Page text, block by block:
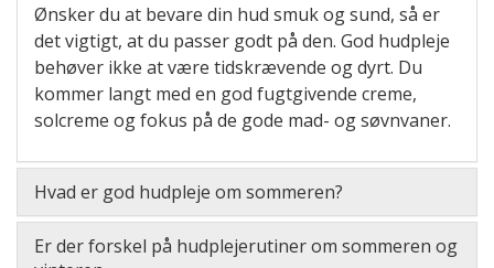
Ønsker du at bevare din hud smuk og sund, så er
det vigtigt, at du passer godt på den. God hudpleje
behøver ikke at være tidskrævende og dyrt. Du
kommer langt med en god fugtgivende creme,
solcreme og fokus på de gode mad- og søvnvaner.
Hvad er god hudpleje om sommeren?
Er der forskel på hudplejerutiner om sommeren og